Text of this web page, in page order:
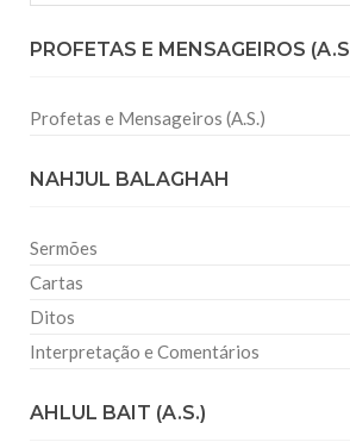
PROFETAS E MENSAGEIROS
Profetas e Mensageiros (A.S.)
NAHJUL BALAGHAH
Sermões
Cartas
Ditos
Interpretação e Comentários
AHLUL BAIT (A.S.)